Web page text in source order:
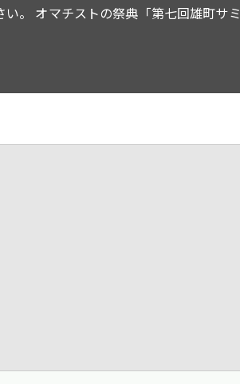
。 オマチストの祭典「第七回雄町サミ